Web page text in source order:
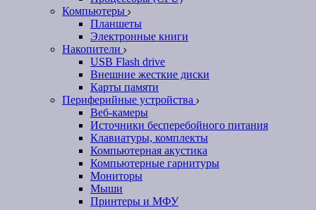
Компьютеры
Планшеты
Электронные книги
Накопители
USB Flash drive
Внешние жесткие диски
Карты памяти
Периферийные устройства
Веб-камеры
Источники бесперебойного питания
Клавиатуры, комплекты
Компьютерная акустика
Компьютерные гарнитуры
Мониторы
Мыши
Принтеры и МФУ